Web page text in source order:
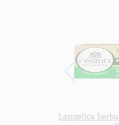
Langelica